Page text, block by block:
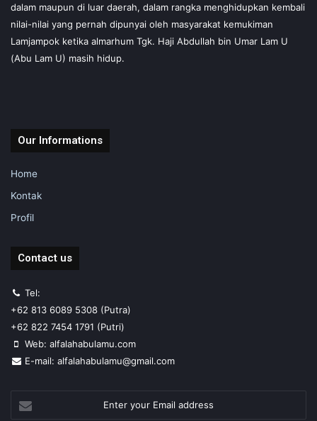
dalam maupun di luar daerah, dalam rangka menghidupkan kembali
nilai-nilai yang pernah dipunyai oleh masyarakat kemukiman
Lamjampok ketika almarhum Tgk. Haji Abdullah bin Umar Lam U
(Abu Lam U) masih hidup.
Our Informations
Home
Kontak
Profil
Contact us
Tel:
+62 813 6089 5308 (Putra)
+62 822 7454 1791 (Putri)
Web: alfalahabulamu.com
E-mail: alfalahabulamu@gmail.com
your